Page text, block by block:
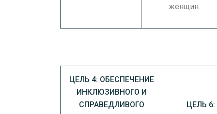
женщин.
ЦЕЛЬ 4: ОБЕСПЕЧЕНИЕ
ИНКЛЮЗИВНОГО И
СПРАВЕДЛИВОГО
ЦЕЛЬ 6: